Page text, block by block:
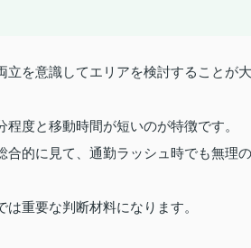
を意識してエリアを検討することが大
度と移動時間が短いのが特徴です。
合的に見て、通勤ラッシュ時でも無理の
重要な判断材料になります。